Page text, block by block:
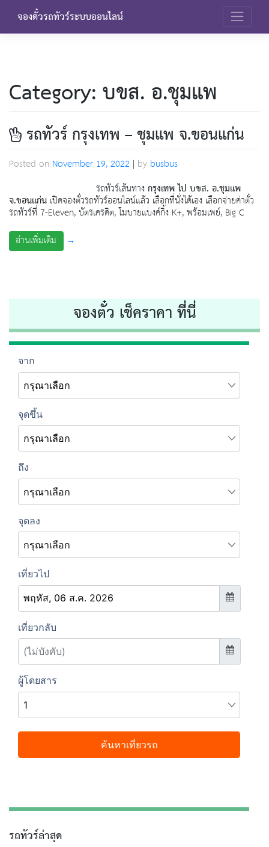
content
จองตั๋วรถทัวร์ระบบออนไลน์
Category:บขส. อ.ชุมแพ
รถทัวร์ กรุงเทพ – ชุมแพ จ.ขอนแก่น
Posted on November 19, 2022 | by busbus
รถทัวร์เส้นทางกรุงเทพ ไป บขส. อ.ชุมแพ
จ.ขอนแก่น เปิดจองตั๋วรถทัวร์ออนไลน์แล้ว เลือกที่นั่งได้เอง เลือกจ่ายค่าตั๋ว
รถทัวร์ที่ 7-Eleven, บัตรเครดิต, โมบายแบงค์กิ้ง K+, พร้อมเพย์, Big C
อ่านเพิ่มเติม
→
จองตั๋ว เช็คราคา ที่นี่
รถทัวร์ล่าสุด